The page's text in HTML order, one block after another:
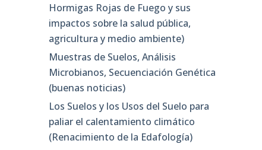
Hormigas Rojas de Fuego y sus
impactos sobre la salud pública,
agricultura y medio ambiente)
Muestras de Suelos, Análisis
Microbianos, Secuenciación Genética
(buenas noticias)
Los Suelos y los Usos del Suelo para
paliar el calentamiento climático
(Renacimiento de la Edafología)